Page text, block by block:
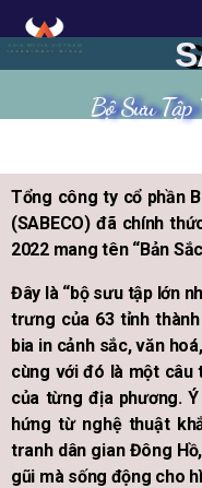
Bộ Sưu
Tổng công ty cổ phần
(SABECO) đã chính
2022 mang tên “Bản
Đây là “bộ sưu tập lớn
trưng của 63 tỉnh
bia in cảnh sắc, văn
cùng với đó là một câu
của từng địa phương.
hứng từ nghệ thuật
tranh dân gian Đông
gũi mà sống động cho